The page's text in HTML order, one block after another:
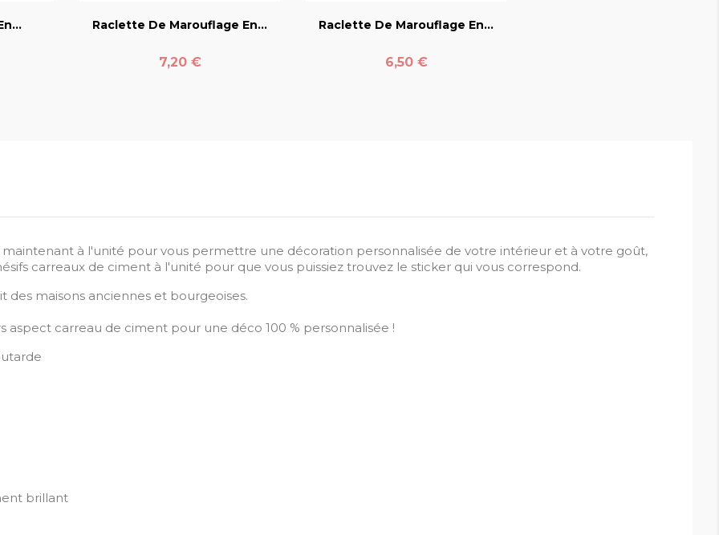
Raclette De Marouflage En...
Prix
7,20 €
Raclette De Marouflage En...
Prix
6,50 €
à l'unité pour vous permettre une décoration personnalisée de votre intérieur et à votre goût,
carreaux de ciment à l'unité pour que vous puissiez trouvez le sticker qui vous correspond.
maisons anciennes et bourgeoises.
carreau de ciment pour une déco 100 % personnalisée !
brillant